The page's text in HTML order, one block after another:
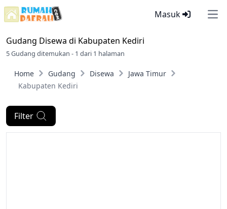
Masuk
Gudang Disewa di Kabupaten Kediri
5 Gudang ditemukan - 1 dari 1 halaman
Home Gudang Disewa
Jawa Timur
Kabupaten Kediri
Filter